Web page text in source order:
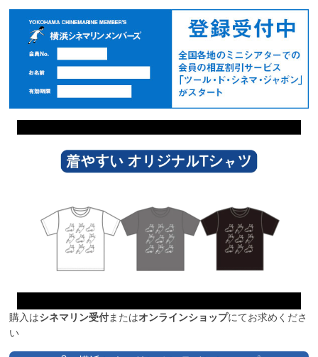
購入はシネマリン受付またはオンラインショップにてお求めくださ
い